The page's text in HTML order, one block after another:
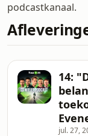
podcastkanaal.
14:
jul. 27,